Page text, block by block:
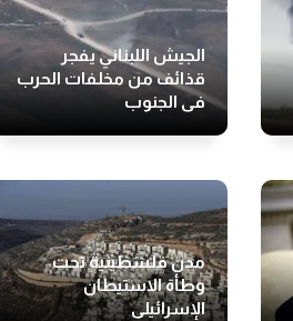
الجيش اللبناني يفجر
قذائف من مخلفات الحرب
في الجنوب
مدن فلسطينية تحت
وطأة الاستيطان
الإسرائيلي